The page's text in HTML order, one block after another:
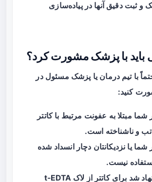
و ثبت دقیق آنها در پیاده‌سازی
باید با پزشک مشورت کرد؟
با تیم درمان یا پزشک مسئول در
کنید:
شما مبتلا به عفونت مرتبط با کاتتر
تب و ناشناخته است.
شما یا نزدیکانتان دچار انسداد شده
نیست.
اگر پیشنهاد شد برای کاتتر از لاک t-EDTA